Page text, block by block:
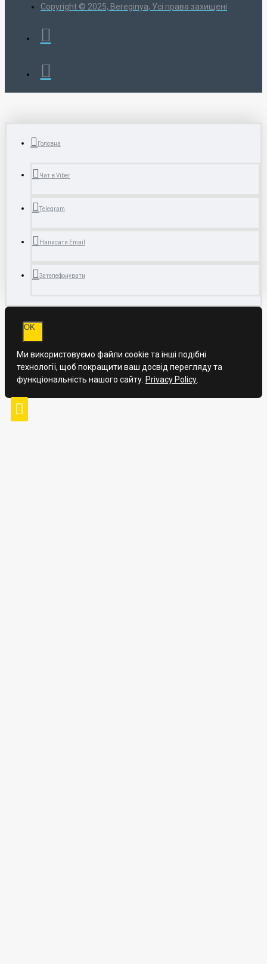
Copyright © 2025, Bereginya, Усі права захищені
Головна
Чат в Viber
Telegram
Написати Email
Зателефонувати
OK
Ми використовуємо файли cookie та інші подібні
технології, щоб покращити ваш досвід перегляду та
функціональність нашого сайту. Privacy Policy